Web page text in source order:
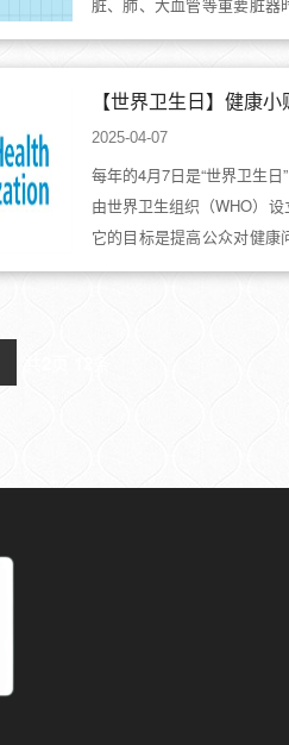
脏、肺、大血管等重要脏器
时间、增...
2025-04-07
每年的4月7日是“世界卫生
由世界卫生组织（WHO）设
它的目标是提高公众对健
社会各界共同努力，改善全